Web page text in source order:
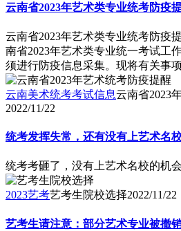
云南省2023年艺术类专业统考防疫
云南省2023年艺术类专业统考防疫
南省2023年艺术类专业统一考试工
须进行防疫信息采集。现将有关事
云南美术统考考试信息云南省2023
2022/11/22
统考发挥失常，还有没有上艺术名
统考考砸了，没有上艺术名校的机
2023艺考艺考生院校选择2022/11/22
艺考生请注意：部分艺术专业被撤